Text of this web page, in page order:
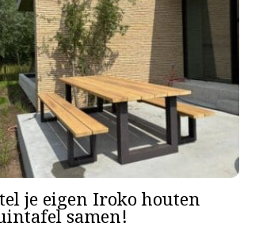
je eigen Iroko houten
samen!